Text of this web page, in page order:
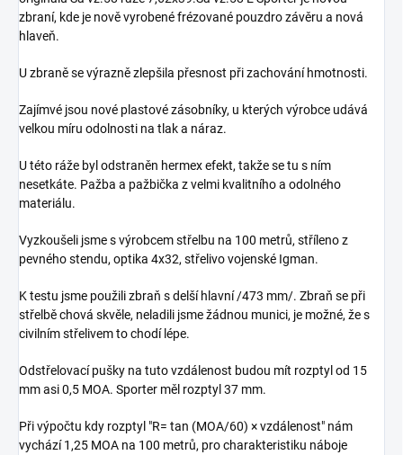
zbraní, kde je nově vyrobené frézované pouzdro závěru a nová
hlaveň.
U zbraně se výrazně zlepšila přesnost při zachování hmotnosti.
Zajímvé jsou nové plastové zásobníky, u kterých výrobce udává
velkou míru odolnosti na tlak a náraz.
U této ráže byl odstraněn hermex efekt, takže se tu s ním
nesetkáte. Pažba a pažbička z velmi kvalitního a odolného
materiálu.
Vyzkoušeli jsme s výrobcem střelbu na 100 metrů, stříleno z
pevného stendu, optika 4x32, střelivo vojenské Igman.
K testu jsme použili zbraň s delší hlavní /473 mm/. Zbraň se při
střelbě chová skvěle, neladili jsme žádnou munici, je možné, že s
civilním střelivem to chodí lépe.
Odstřelovací pušky na tuto vzdálenost budou mít rozptyl od 15
mm asi 0,5 MOA. Sporter měl rozptyl 37 mm.
Při výpočtu kdy rozptyl "R= tan (MOA/60) × vzdálenost" nám
vychází 1,25 MOA na 100 metrů, pro charakteristiku náboje